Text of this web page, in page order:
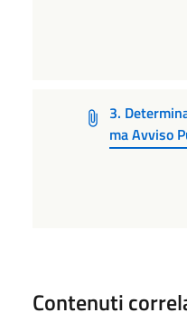
3.
ma Avviso
Contenuti